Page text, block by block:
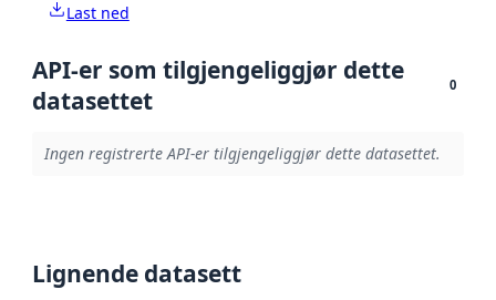
Last ned
API-er som tilgjengeliggjør dette
datasettet
0
Ingen registrerte API-er tilgjengeliggjør dette datasettet.
Lignende datasett